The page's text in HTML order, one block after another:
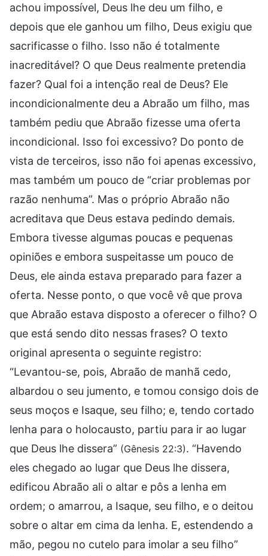
achou impossível, Deus lhe deu um filho, e
depois que ele ganhou um filho, Deus exigiu que
sacrificasse o filho. Isso não é totalmente
inacreditável? O que Deus realmente pretendia
fazer? Qual foi a intenção real de Deus? Ele
incondicionalmente deu a Abraão um filho, mas
também pediu que Abraão fizesse uma oferta
incondicional. Isso foi excessivo? Do ponto de
vista de terceiros, isso não foi apenas excessivo,
mas também um pouco de “criar problemas por
razão nenhuma”. Mas o próprio Abraão não
acreditava que Deus estava pedindo demais.
Embora tivesse algumas poucas e pequenas
opiniões e embora suspeitasse um pouco de
Deus, ele ainda estava preparado para fazer a
oferta. Nesse ponto, o que você vê que prova
que Abraão estava disposto a oferecer o filho? O
que está sendo dito nessas frases? O texto
original apresenta o seguinte registro:
“Levantou-se, pois, Abraão de manhã cedo,
albardou o seu jumento, e tomou consigo dois de
seus moços e Isaque, seu filho; e, tendo cortado
lenha para o holocausto, partiu para ir ao lugar
que Deus lhe dissera” (Gênesis 22:3). “Havendo
eles chegado ao lugar que Deus lhe dissera,
edificou Abraão ali o altar e pôs a lenha em
ordem; o amarrou, a Isaque, seu filho, e o deitou
sobre o altar em cima da lenha. E, estendendo a
mão, pegou no cutelo para imolar a seu filho”